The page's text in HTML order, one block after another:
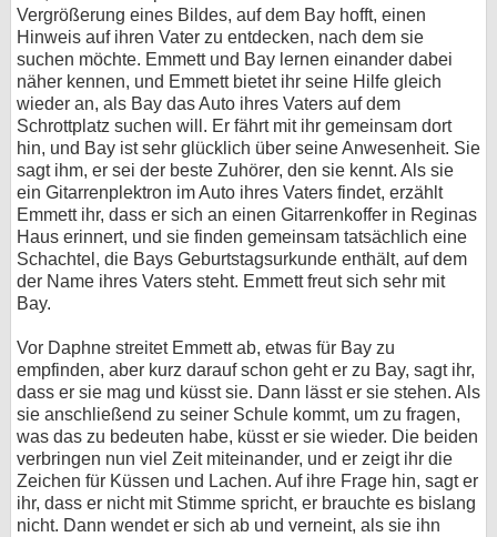
Vergrößerung eines Bildes, auf dem Bay hofft, einen
Hinweis auf ihren Vater zu entdecken, nach dem sie
suchen möchte. Emmett und Bay lernen einander dabei
näher kennen, und Emmett bietet ihr seine Hilfe gleich
wieder an, als Bay das Auto ihres Vaters auf dem
Schrottplatz suchen will. Er fährt mit ihr gemeinsam dort
hin, und Bay ist sehr glücklich über seine Anwesenheit. Sie
sagt ihm, er sei der beste Zuhörer, den sie kennt. Als sie
ein Gitarrenplektron im Auto ihres Vaters findet, erzählt
Emmett ihr, dass er sich an einen Gitarrenkoffer in Reginas
Haus erinnert, und sie finden gemeinsam tatsächlich eine
Schachtel, die Bays Geburtstagsurkunde enthält, auf dem
der Name ihres Vaters steht. Emmett freut sich sehr mit
Bay.
Vor Daphne streitet Emmett ab, etwas für Bay zu
empfinden, aber kurz darauf schon geht er zu Bay, sagt ihr,
dass er sie mag und küsst sie. Dann lässt er sie stehen. Als
sie anschließend zu seiner Schule kommt, um zu fragen,
was das zu bedeuten habe, küsst er sie wieder. Die beiden
verbringen nun viel Zeit miteinander, und er zeigt ihr die
Zeichen für Küssen und Lachen. Auf ihre Frage hin, sagt er
ihr, dass er nicht mit Stimme spricht, er brauchte es bislang
nicht. Dann wendet er sich ab und verneint, als sie ihn